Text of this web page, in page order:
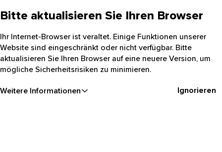
Bitte aktualisieren Sie Ihren Browser
Ihr Internet-Browser ist veraltet. Einige Funktionen unserer
Website sind eingeschränkt oder nicht verfügbar. Bitte
aktualisieren Sie Ihren Browser auf eine neuere Version, um
mögliche Sicherheitsrisiken zu minimieren.
Weitere Informationen Ignorieren